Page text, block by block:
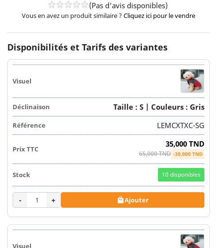
(Pas d'avis disponibles)
Vous en avez un produit similaire ? Cliquez ici pour le vendre
Disponibilités et Tarifs des variantes
Taille : S | Couleurs : Gris
LEMCXTXC-SG
35,000 TND
65,000 TND -30,000 TND
10 disponibles
- + Ajouter